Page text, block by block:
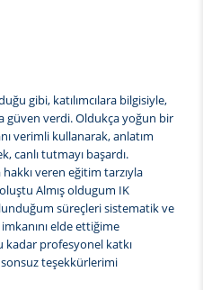
gibi, katılımcılara bilgisiyle,
güven verdi. Oldukça yoğun bir
verimli kullanarak, anlatım
canlı tutmayı başardı.
hakkı veren eğitim tarzıyla
Almış oldugum IK
süreçleri sistematik ve
elde ettiğime
kadar profesyonel katkı
teşekkürlerimi